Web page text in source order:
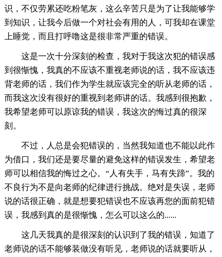
识，不仅劳累还吃粉笔灰，这么辛苦只是为了让我能够学
到知识，让我今后做一个对社会有用的人，可我却在课堂
上睡觉，而且打呼噜这是很非常严重的错误。
这是一次十分深刻的检查，我对于我这次犯的错误感
到很惭愧，我真的不应该不重视老师说的话，我不应该违
背老师的话，我们作为学生就应该完全的听从老师的话，
而我这次没有很好的重视到老师讲的话。我感到很抱歉，
我希望老师可以原谅我的错误，我这次的悔过真的很深
刻。
不过，人总是会犯错误的，当然我知道也不能以此作
为借口，我们还是要尽量的避免这样的错误发生，希望老
师可以相信我的悔过之心。“人有失手，马有失蹄”。我的
不良行为不是向老师的纪律进行挑战。绝对是失误，老师
说的话很正确，就是想要犯错误也不应该再您的面前犯错
误，我感到真的是很惭愧，怎么可以这么的......
这几天我真的是很深刻的认识到了我的错误，知道了
老师说的话不能够装做没有听见，老师说的话就要听从，